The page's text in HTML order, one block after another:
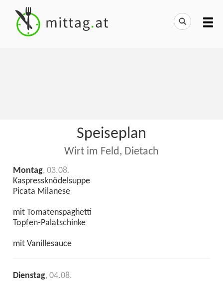
Speiseplan
Wirt im Feld, Dietach
Montag, 03.08.
Kaspressknödelsuppe
Picata Milanese
mit Tomatenspaghetti
Topfen-Palatschinke
mit Vanillesauce
Dienstag, 04.08.